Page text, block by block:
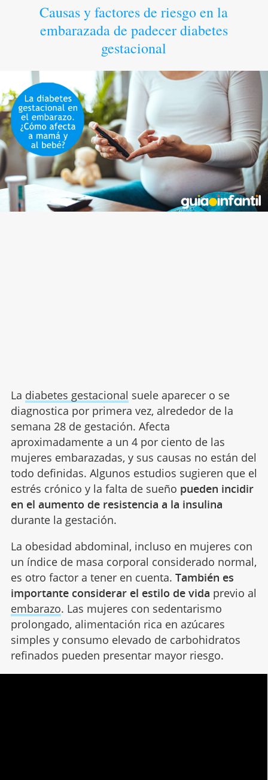
Causas y factores de riesgo en la
embarazada de padecer diabetes
gestacional
La diabetes gestacional suele aparecer o se
diagnostica por primera vez, alrededor de la
semana 28 de gestación. Afecta
aproximadamente a un 4 por ciento de las
mujeres embarazadas, y sus causas no están del
todo definidas. Algunos estudios sugieren que el
estrés crónico y la falta de sueño pueden incidir
en el aumento de resistencia a la insulina
durante la gestación.
La obesidad abdominal, incluso en mujeres con
un índice de masa corporal considerado normal,
es otro factor a tener en cuenta. También es
importante considerar el estilo de vida previo al
embarazo. Las mujeres con sedentarismo
prolongado, alimentación rica en azúcares
simples y consumo elevado de carbohidratos
refinados pueden presentar mayor riesgo.